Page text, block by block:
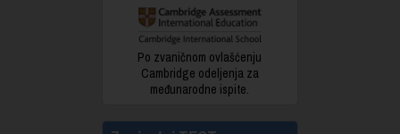
Po zvaničnom ovlašćenju
Cambridge odeljenja za
međunarodne ispite.